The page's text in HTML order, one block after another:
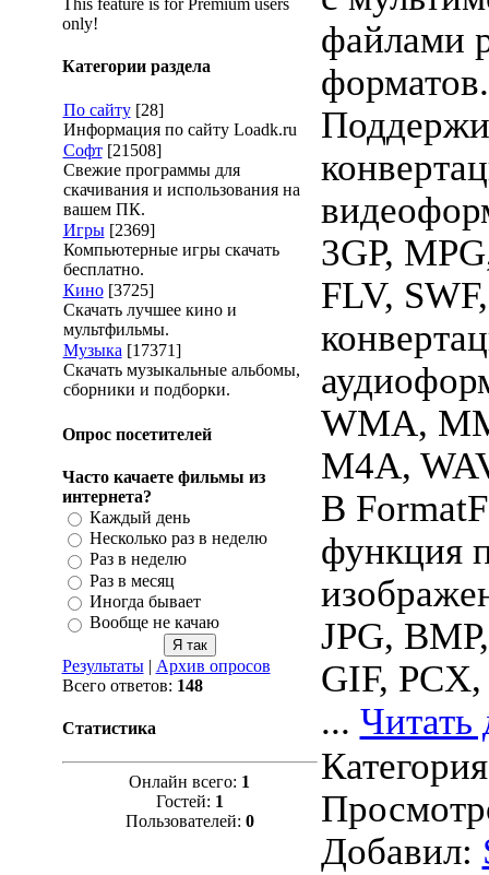
only!
Категории раздела
По сайту [28]
Информация по сайту Loadk.ru
Софт [21508]
Свежие программы для
скачивания и использования на
вашем ПК.
Игры [2369]
Компьютерные игры скачать
бесплатно.
Кино [3725]
Скачать лучшее кино и
мультфильмы.
Музыка [17371]
Скачать музыкальные альбомы,
сборники и подборки.
Опрос посетителей
Часто качаете фильмы из
интернета?
Каждый день
Несколько раз в неделю
Раз в неделю
Раз в месяц
Иногда бывает
Вообще не качаю
Результаты| Архив опросов
Всего ответов: 148
Статистика
Онлайн всего: 1
Гостей: 1
Пользователей: 0
файлами
форматов.
3GP,
FLV,
WMA,
M4A,
В
функция
JPG,
GIF,
... Читать
Добавил: